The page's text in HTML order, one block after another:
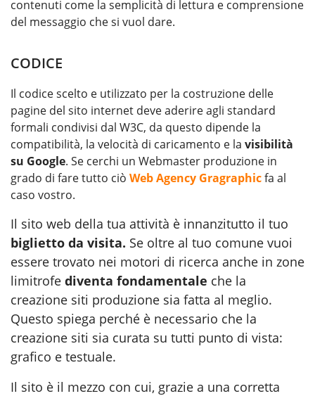
contenuti come la semplicità di lettura e comprensione
del messaggio che si vuol dare.
CODICE
Il codice scelto e utilizzato per la costruzione delle
pagine del sito internet deve aderire agli standard
formali condivisi dal W3C, da questo dipende la
compatibilità, la velocità di caricamento e la visibilità
su Google. Se cerchi un Webmaster produzione in
grado di fare tutto ciò Web Agency Gragraphicfa al
caso vostro.
Il sito web della tua attività è innanzitutto il tuo
biglietto da visita. Se oltre al tuo comune vuoi
essere trovato nei motori di ricerca anche in zone
limitrofe diventa fondamentale che la
creazione siti produzione sia fatta al meglio.
Questo spiega perché è necessario che la
creazione siti sia curata su tutti punto di vista:
grafico e testuale.
Il sito è il mezzo con cui, grazie a una corretta